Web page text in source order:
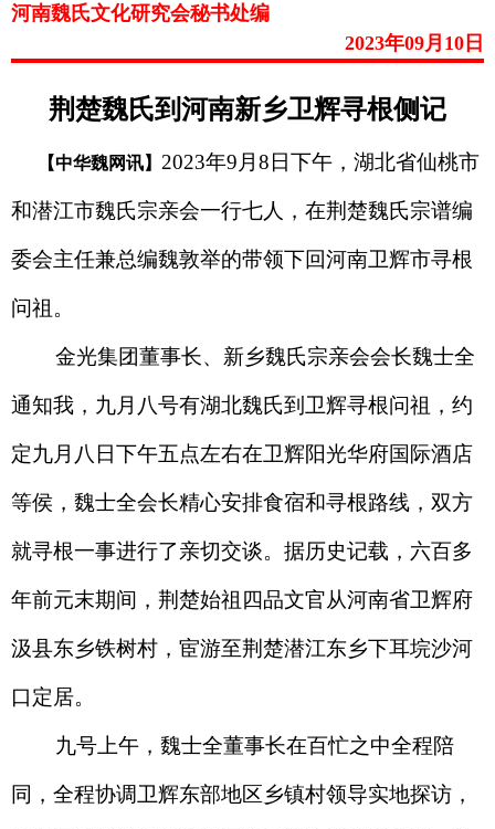
河南魏氏文化研究会秘书处编
2023年09月10日
荆楚魏氏到河南新乡卫辉寻根侧记
【中华魏网讯】 2023年9月8日下午，湖北省仙桃市
和潜江市魏氏宗亲会一行七人，在荆楚魏氏宗谱编
委会主任兼总编魏敦举的带领下回河南卫辉市寻根
问祖。
金光集团董事长、新乡魏氏宗亲会会长魏士全
通知我，九月八号有湖北魏氏到卫辉寻根问祖，约
定九月八日下午五点左右在卫辉阳光华府国际酒店
等侯，魏士全会长精心安排食宿和寻根路线，双方
就寻根一事进行了亲切交谈。据历史记载，六百多
年前元末期间，荆楚始祖四品文官从河南省卫辉府
汲县东乡铁树村，宦游至荆楚潜江东乡下耳垸沙河
口定居。
九号上午，魏士全董事长在百忙之中全程陪
同，全程协调卫辉东部地区乡镇村领导实地探访，